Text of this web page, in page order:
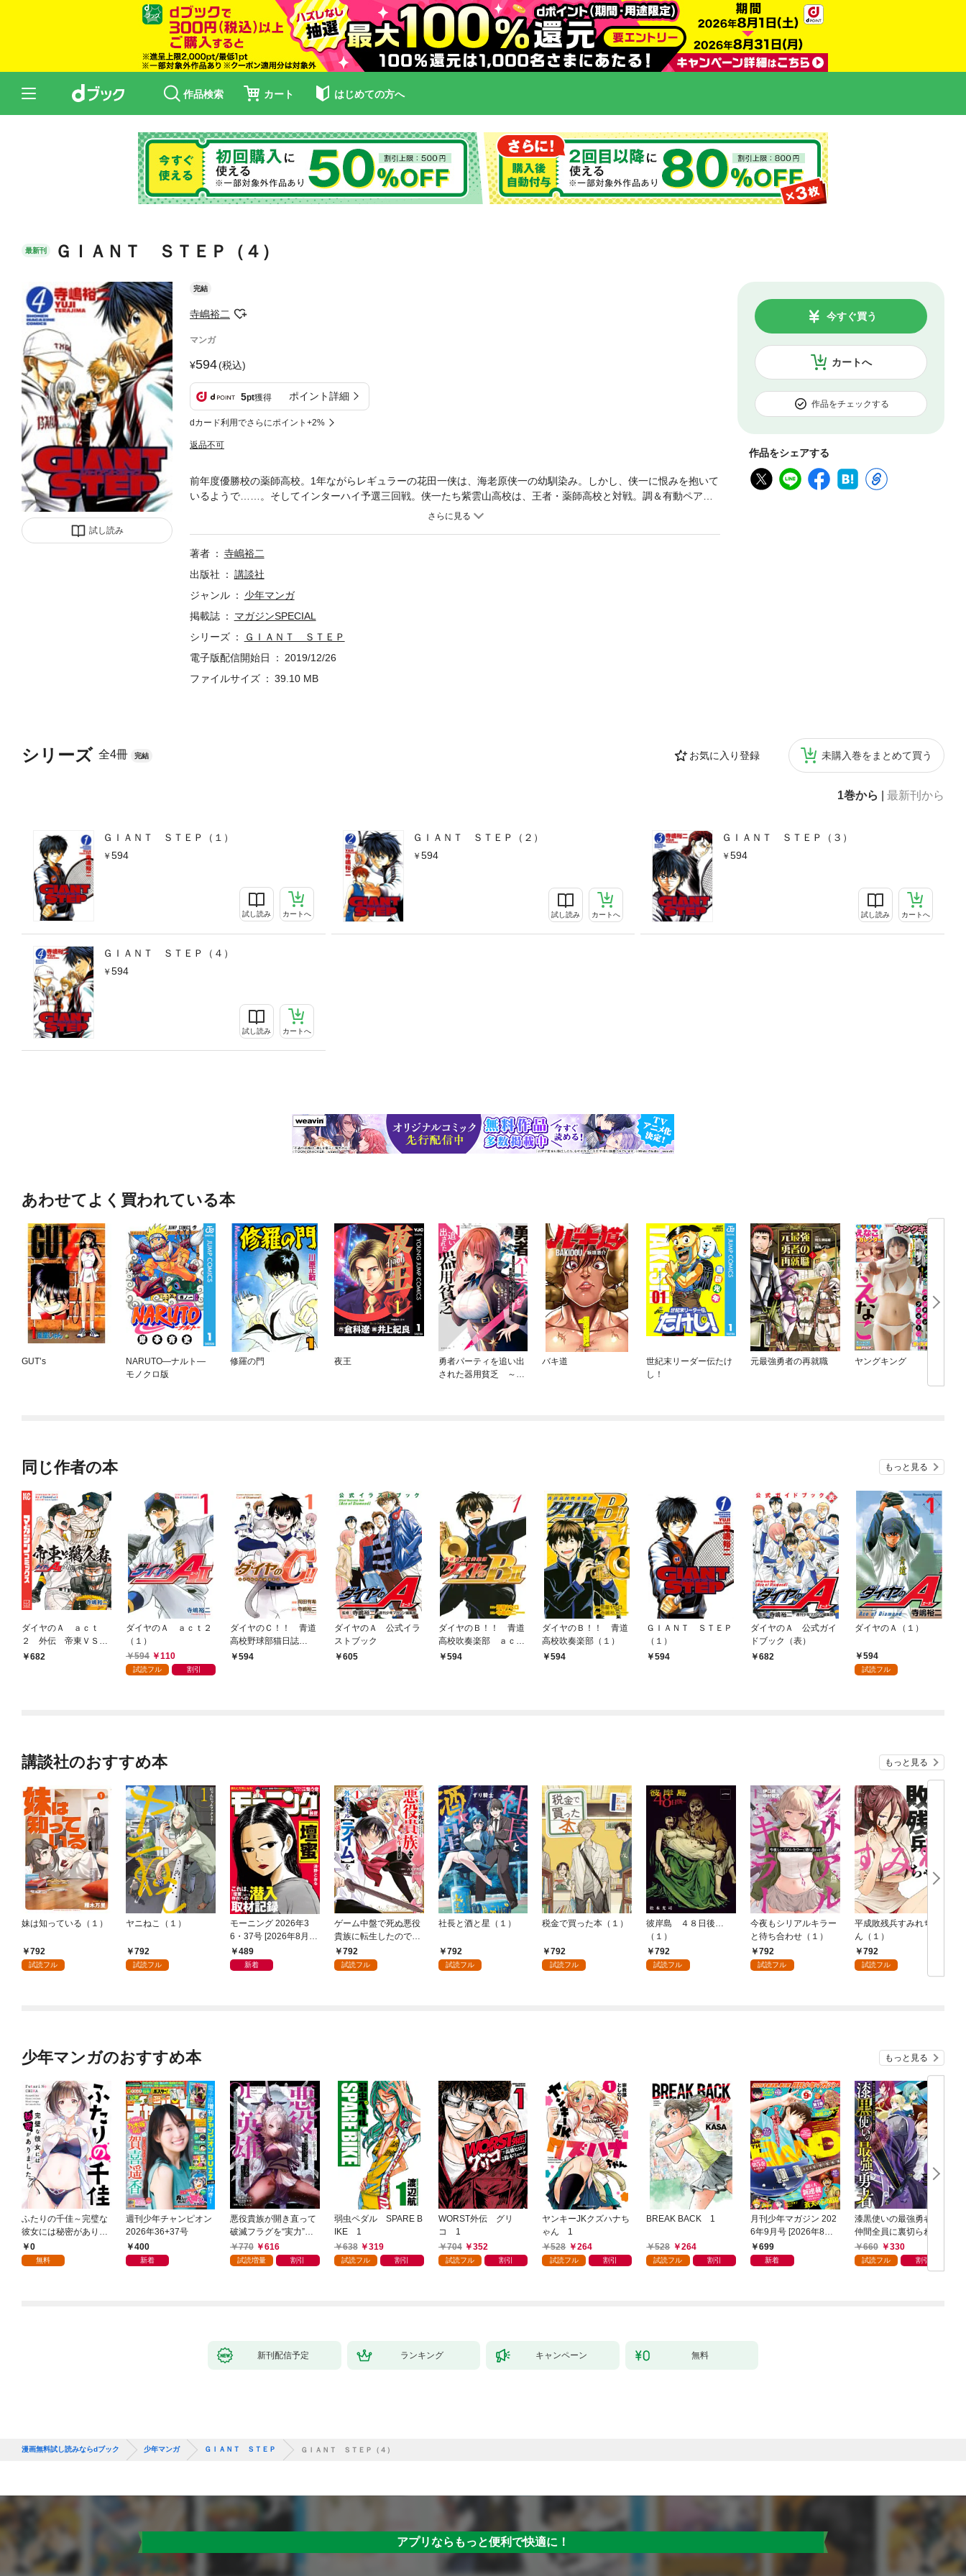
作品検索 カート はじめての方へ
最新刊 ＧＩＡＮＴ ＳＴＥＰ（４）
試し読み
完結
寺嶋裕二
マンガ
594(税込)
5pt獲得 ポイント詳細
dカード利用でさらにポイント+2%
返品不可
カートへ
今すぐ買う
作品をチェックする
作品をシェアする
シリーズ 全4冊 完結 お気に入り登録 未購入巻をまとめて買う
1巻から 最新刊から
ＧＩＡＮＴ ＳＴＥＰ（１）
594
試し読み カートへ
ＧＩＡＮＴ ＳＴＥＰ（２）
594
試し読み カートへ
ＧＩＡＮＴ ＳＴＥＰ（３）
594
試し読み カートへ
ＧＩＡＮＴ ＳＴＥＰ（４）
594
試し読み カートへ
前年度優勝校の薬師高校。1年ながらレギュラーの花田一侠は、海老原侠一の幼馴染み。しかし、侠一に恨みを抱いて
いるようで……。そしてインターハイ予選三回戦。侠一たち紫雲山高校は、王者・薬師高校と対戦。調＆有動ペアは
惜敗するも、キャプテン西村が薬師高校のエース原田を撃破。対戦成績をタイにし、勝負の行方は侠一と一侠の直接
著者
寺嶋裕二
出版社
講談社
ジャンル
少年マンガ
掲載誌
マガジンSPECIAL
シリーズ
ＧＩＡＮＴ ＳＴＥＰ
電子版配信開始日
2019/12/26
ファイルサイズ
39.10 MB
あわせてよく買われている本
GUT’s
NARUTO—ナルト—
モノクロ版
修羅の門 夜王
勇者パーティを追い出
された器用貧乏 ～パ
バキ道
世紀末リーダー伝たけ
し！
元最強勇者の再就職 ヤングキング
同じ作者の本 もっと見る
ダイヤのＡ ａｃｔ
２ 外伝 帝東ＶＳ鵜
久森682
ダイヤのＡ ａｃｔ２
（１）
594
110
試読フル 割引
ダイヤのＣ！！ 青道
高校野球部猫日誌
（１）
594
ダイヤのＡ 公式イラ
ストブック
605
ダイヤのＢ！！ 青道
高校吹奏楽部 ａｃｔ
２（１）
594
ダイヤのＢ！！ 青道
高校吹奏楽部（１）
594
ＧＩＡＮＴ ＳＴＥＰ
（１）
594
ダイヤのＡ 公式ガイ
ドブック（表）
682
ダイヤのＡ（１）
594
試読フル
講談社のおすすめ本 もっと見る
妹は知っている（１）
792
試読フル
ヤニねこ（１）
792
試読フル
モーニング 2026年3
6・37号 [2026年8月6
日発売]
489
新着
ゲーム中盤で死ぬ悪役
貴族に転生したので、
外れスキル【テイム】
を駆使して最強を目指
792
試読フル
社長と酒と星（１）
792
試読フル
税金で買った本（１）
792
試読フル
彼岸島 ４８日後…
（１）
792
試読フル
今夜もシリアルキラー
と待ち合わせ（１）
792
試読フル
平成敗残兵すみれちゃ
ん（１）
792
試読フル
少年マンガのおすすめ本 もっと見る
ふたりの千佳～完璧な
彼女には秘密がありま
した(1)
0
無料
週刊少年チャンピオン
2026年36+37号
400
新着
悪役貴族が開き直って
破滅フラグを“実力”で
叩き折っていたら、い
つの間にかヒロイン達
770 616
試読増量 割引
弱虫ペダル SPARE B
IKE 1
638
319
試読フル 割引
WORST外伝 グリ
コ 1
704
352
試読フル 割引
ヤンキーJKクズハナち
ゃん 1
528
264
試読フル 割引
BREAK BACK 1
528 264
試読フル 割引
月刊少年マガジン 202
6年9月号 [2026年8月6
日発売]
699
新着
漆黒使いの最強勇者
仲間全員に裏切られた
ので最強の魔物と組み
ます 1巻
660 330
試読フル 割引
新刊配信予定 ランキング キャンペーン 無料
漫画無料試し読みならdブック 少年マンガ ＧＩＡＮＴ ＳＴＥＰ ＧＩＡＮＴ ＳＴＥＰ（４）
アプリならもっと便利で快適に！